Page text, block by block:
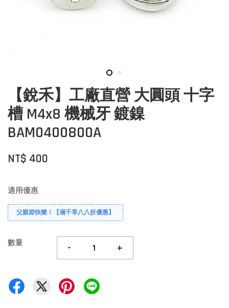
【銳禾】工廠直營 大圓頭 十字
槽 M4x8 機械牙 鍍鎳
BAM0400800A
NT$ 400
適用優惠
父親節快樂！【滿千享八八折優惠】
數量 - +